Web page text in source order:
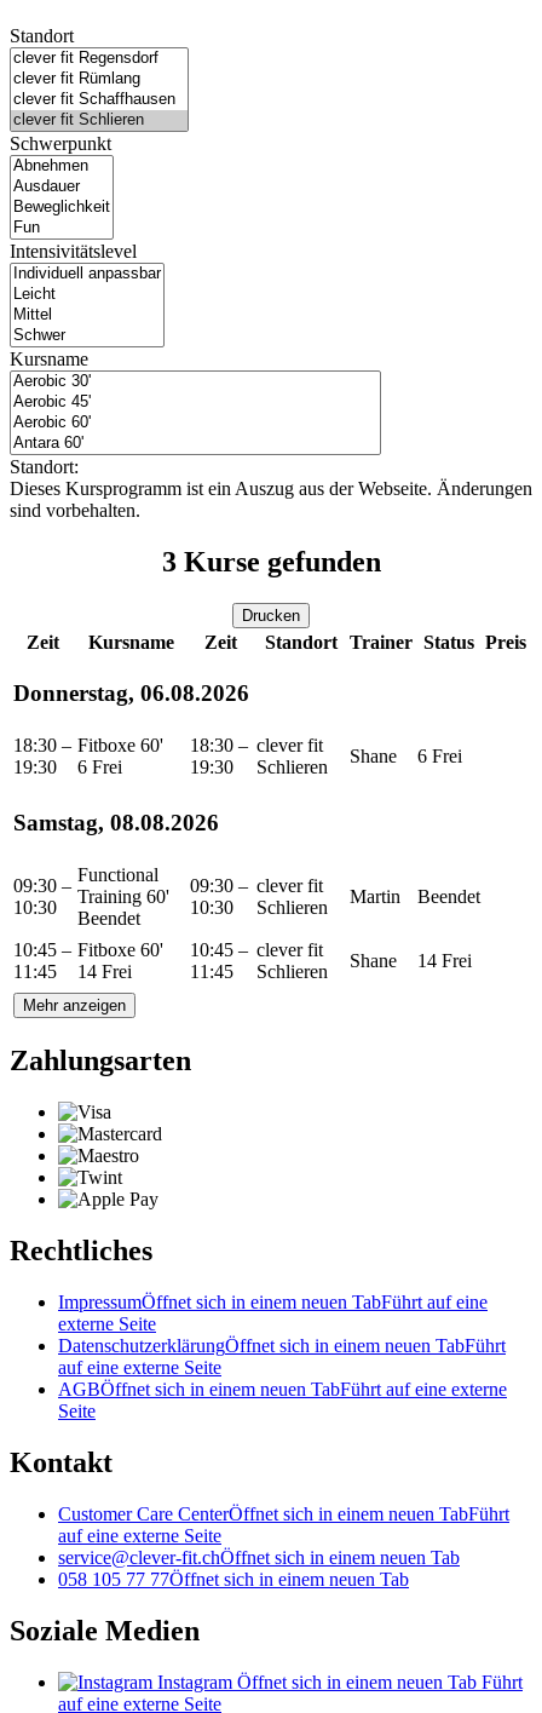
Standort
Schwerpunkt
Intensivitätslevel
Kursname
Standort:
Dieses Kursprogramm ist ein Auszug aus der Webseite. Änderungen
sind vorbehalten.
3Kurse gefunden
Drucken
Zeit Kursname Zeit Standort Trainer Status Preis
Donnerstag, 06.08.2026
18:30 –
19:30
Fitboxe 60'
6 Frei
18:30 –
19:30
clever fit
Schlieren
Shane 6 Frei
Samstag, 08.08.2026
09:30 –
10:30
Functional
Training 60'
Beendet
09:30 –
10:30
clever fit
Schlieren
Martin Beendet
10:45 –
11:45
Fitboxe 60'
14 Frei
10:45 –
11:45
clever fit
Schlieren
Shane 14 Frei
Mehr anzeigen
Zahlungsarten
Rechtliches
ImpressumÖffnet sich in einem neuen TabFührt auf eine
externe Seite
DatenschutzerklärungÖffnet sich in einem neuen TabFührt
auf eine externe Seite
AGBÖffnet sich in einem neuen TabFührt auf eine externe
Seite
Kontakt
Customer Care CenterÖffnet sich in einem neuen TabFührt
auf eine externe Seite
service@clever-fit.chÖffnet sich in einem neuen Tab
058 105 77 77Öffnet sich in einem neuen Tab
Soziale Medien
Instagram Öffnet sich in einem neuen Tab Führt
auf eine externe Seite